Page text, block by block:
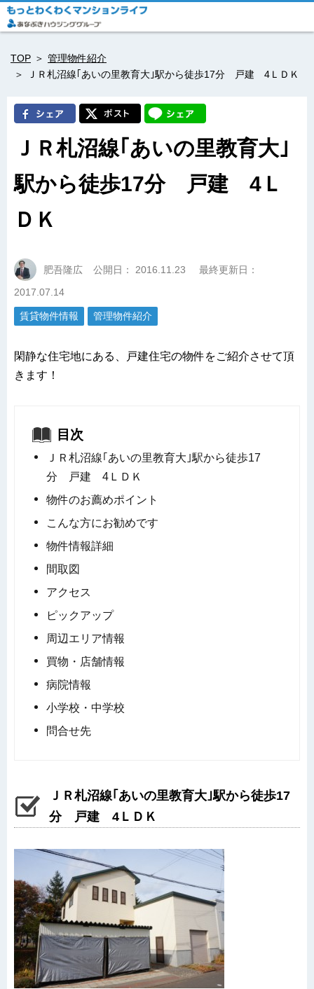
TOP
管理物件紹介
ＪＲ札沼線｢あいの里教育大｣駅から徒歩17分 戸建 4ＬＤＫ
ＪＲ札沼線｢あいの里教育大｣
駅から徒歩17分 戸建 4Ｌ
ＤＫ
肥吾隆広 公開日： 2016.11.23
最終更新日：
2017.07.14
賃貸物件情報 管理物件紹介
閑静な住宅地にある、戸建住宅の物件をご紹介させて頂
きます！
目次
ＪＲ札沼線｢あいの里教育大｣駅から徒歩17
分 戸建 4ＬＤＫ
物件のお薦めポイント
こんな方にお勧めです
物件情報詳細
間取図
アクセス
ピックアップ
周辺エリア情報
買物・店舗情報
病院情報
小学校・中学校
問合せ先
ＪＲ札沼線｢あいの里教育大｣駅から徒歩17
分 戸建 4ＬＤＫ